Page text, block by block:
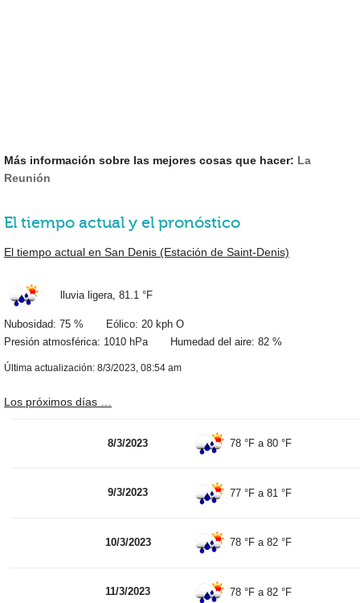
Más información sobre las mejores cosas que hacer: La
Reunión
El tiempo actual y el pronóstico
El tiempo actual en San Denis (Estación de Saint-Denis)
lluvia ligera, 81.1 °F
Nubosidad: 75 % Eólico: 20 kph O
Presión atmosférica: 1010 hPa Humedad del aire: 82 %
Última actualización: 8/3/2023, 08:54 am
Los próximos días …
8/3/2023 78 °F a80 °F
9/3/2023 77 °F a81 °F
10/3/2023 78 °F a82 °F
11/3/2023 78 °F a82 °F